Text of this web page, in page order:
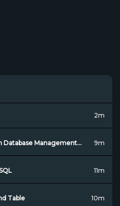
2m
Database Management
9m
11m
Table 10m